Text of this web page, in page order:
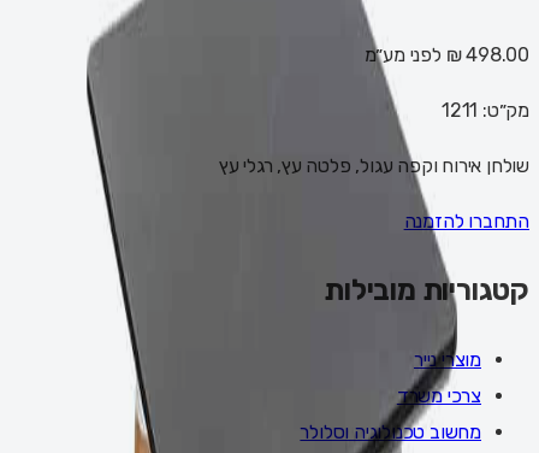
498.00 ₪ לפני מע״מ
מק״ט: 1211
שולחן אירוח וקפה עגול, פלטה עץ, רגלי עץ
התחברו להזמנה
קטגוריות מובילות
מוצרי נייר
צרכי משרד
מחשוב טכנולוגיה וסלולר